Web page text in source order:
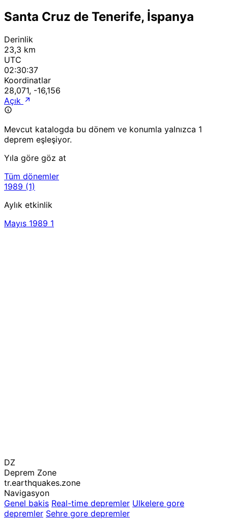
Santa Cruz de Tenerife, İspanya
Derinlik
23,3 km
UTC
02:30:37
Koordinatlar
28,071, -16,156
Açık
Mevcut katalogda bu dönem ve konumla yalnızca 1
deprem eşleşiyor.
Yıla göre göz at
Tüm dönemler
1989 (1)
Aylık etkinlik
Mayıs 1989 1
DZ
Deprem Zone
tr.earthquakes.zone
Navigasyon
Genel bakis Real-time depremler Ulkelere gore
depremler Sehre gore depremler